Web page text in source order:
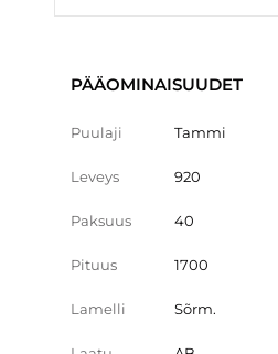
PÄÄOMINAISUUDET
Puulaji Tammi
Leveys 920
Paksuus 40
Pituus 1700
Lamelli Sõrm.